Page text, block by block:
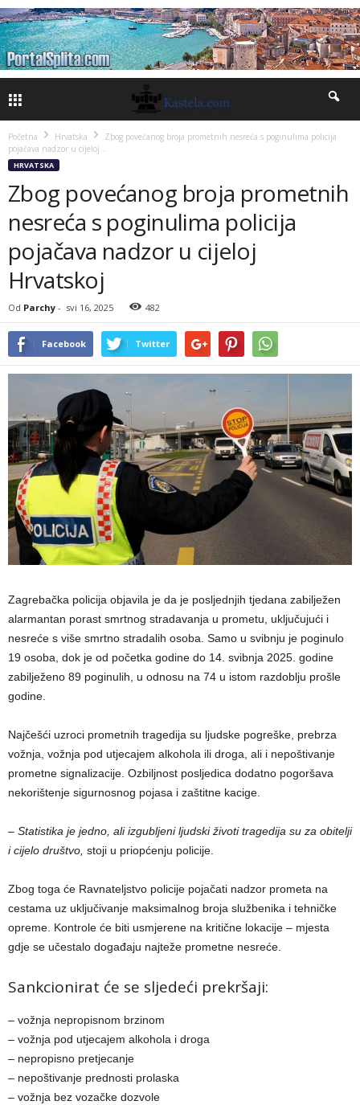
Početna Hrvatska
Zbog povećanog broja prometnih nesreća s poginulima policija
pojačava nadzor u cijeloj...
HRVATSKA
Zbog povećanog broja prometnih
nesreća s poginulima policija
pojačava nadzor u cijeloj
Hrvatskoj
Od Parchy - svi 16, 2025 482
Facebook Twitter
Zagrebačka policija objavila je da je posljednjih tjedana zabilježen
alarmantan porast smrtnog stradavanja u prometu, uključujući i
nesreće s više smrtno stradalih osoba. Samo u svibnju je poginulo
19 osoba, dok je od početka godine do 14. svibnja 2025. godine
zabilježeno 89 poginulih, u odnosu na 74 u istom razdoblju prošle
godine.
Najčešći uzroci prometnih tragedija su ljudske pogreške, prebrza
vožnja, vožnja pod utjecajem alkohola ili droga, ali i nepoštivanje
prometne signalizacije. Ozbiljnost posljedica dodatno pogoršava
nekorištenje sigurnosnog pojasa i zaštitne kacige.
– Statistika je jedno, ali izgubljeni ljudski životi tragedija su za obitelji
i cijelo društvo, stoji u priopćenju policije.
Zbog toga će Ravnateljstvo policije pojačati nadzor prometa na
cestama uz uključivanje maksimalnog broja službenika i tehničke
opreme. Kontrole će biti usmjerene na kritične lokacije – mjesta
gdje se učestalo događaju najteže prometne nesreće.
Sankcionirat će se sljedeći prekršaji:
– vožnja nepropisnom brzinom
– vožnja pod utjecajem alkohola i droga
– nepropisno pretjecanje
– nepoštivanje prednosti prolaska
– vožnja bez vozačke dozvole